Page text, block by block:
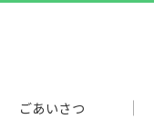
ごあいさつ